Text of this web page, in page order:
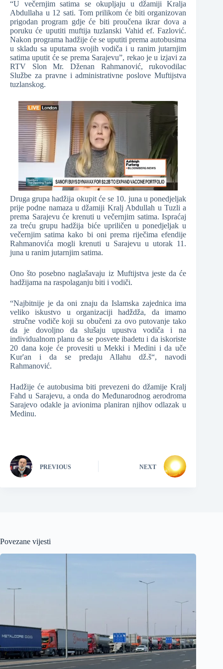
“U večernjim satima se okupljaju u džamiji Kralja
Abdullaha u 12 sati. Tom prilikom će biti organizovan
prigodan program gdje će biti proučena ikrar dova a
poruku će uputiti muftija tuzlanski Vahid ef. Fazlović.
Nakon programa hadžije će se uputiti prema autobusima
u skladu sa uputama svojih vodiča i u ranim jutarnjim
satima uputit će se prema Sarajevu”, rekao je u izjavi za
RTV Slon Mr. Dženan Rahmanović, rukovodilac
Službe za pravne i administrativne poslove Muftijstva
tuzlanskog.
Druga grupa hadžija okupit će se 10. juna u ponedjeljak
prije podne namaza u džamiji Kralj Abdullah u Tuzli a
prema Sarajevu će krenuti u večernjim satima. Ispraćaj
za treću grupu hadžija biće upriličen u ponedjeljak u
večernjim satima kako bi oni prema riječima efendije
Rahmanovića mogli krenuti u Sarajevu u utorak 11.
juna u ranim jutarnjim satima.
Ono što posebno naglašavaju iz Muftijstva jeste da će
hadžijama na raspolaganju biti i vodiči.
“Najbitnije je da oni znaju da Islamska zajednica ima
veliko iskustvo u organizaciji hadždža, da imamo
stručne vodiče koji su obučeni za ovo putovanje tako
da je dovoljno da slušaju upustva vodiča i na
individualnom planu da se posvete ibadetu i da iskoriste
20 dana koje će provesiti u Mekki i Medini i da uče
Kur'an i da se predaju Allahu dž.š“, navodi
Rahmanović.
Hadžije će autobusima biti prevezeni do džamije Kralj
Fahd u Sarajevu, a onda do Međunarodnog aerodroma
Sarajevo odakle ja avionima planiran njihov odlazak u
Medinu.
PREVIOUS NEXT
Povezane vijesti